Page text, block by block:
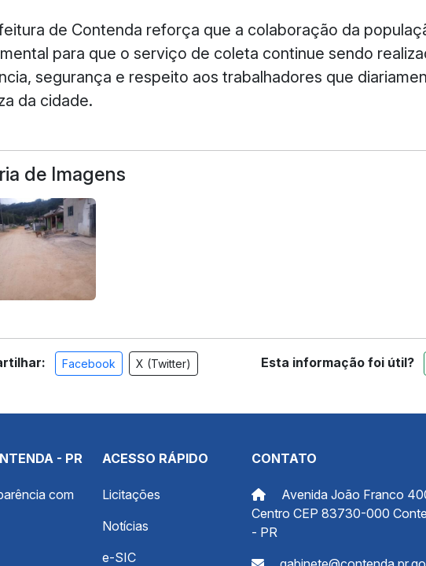
de Contenda reforça que a colaboração da
para que o serviço de coleta continue sendo
segurança e respeito aos trabalhadores que
da cidade.
de Imagens
Facebook X (Twitter) Esta informação foi útil?
- PR
com
ACESSO RÁPIDO
Licitações
Notícias
e-SIC
CONTATO
Avenida João Franco
Centro CEP 83730-000
- PR